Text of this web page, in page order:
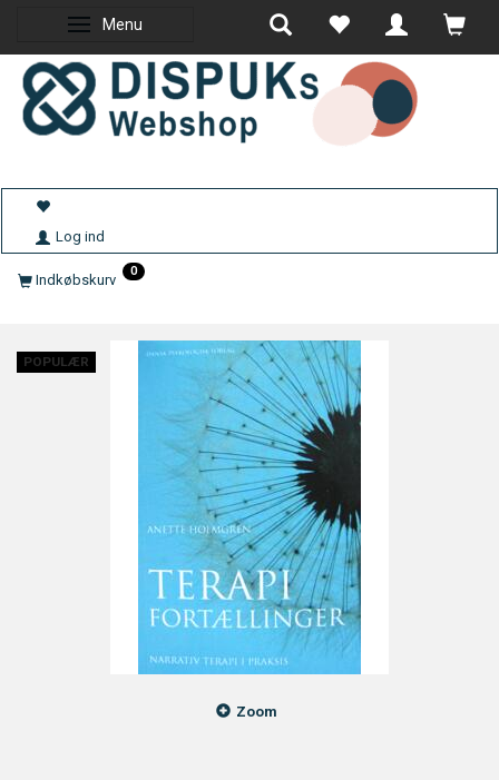
Skifte navigation
Menu
Log ind
Indkøbskurv 0
POPULÆR
Zoom